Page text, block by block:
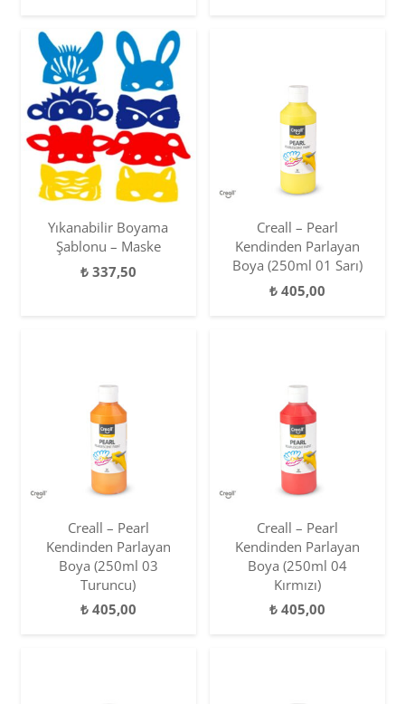
Yıkanabilir Boyama
Şablonu – Maske
₺337,50
Creall – Pearl
Kendinden Parlayan
Boya (250ml 01 Sarı)
₺405,00
Creall – Pearl
Kendinden Parlayan
Boya (250ml 03
Turuncu)
₺405,00
Creall – Pearl
Kendinden Parlayan
Boya (250ml 04
Kırmızı)
₺405,00